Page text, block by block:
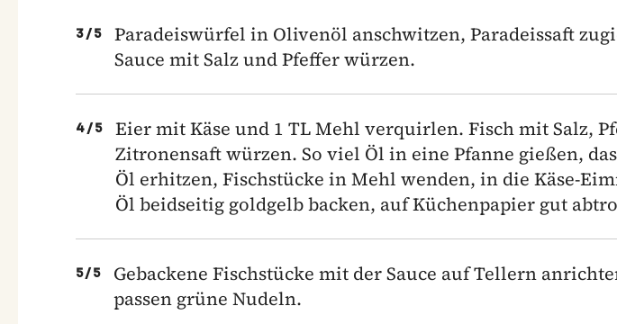
3/5
Paradeiswürfel in Olivenöl anschwitzen, Paradeissaft
Sauce mit Salz und Pfeffer würzen.
4/5
Eier mit Käse und 1 TL Mehl verquirlen. Fisch mit Salz,
Zitronensaft würzen. So viel Öl in eine Pfanne gießen,
Öl erhitzen, Fischstücke in Mehl wenden, in die Käse-
Öl beidseitig goldgelb backen, auf Küchenpapier gut
5/5
Gebackene Fischstücke mit der Sauce auf Tellern
passen grüne Nudeln.